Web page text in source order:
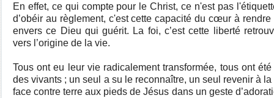
En effet, ce qui compte pour le Christ, ce n'est pas
d’obéir au règlement, c'est cette capacité du cœur à
envers ce Dieu qui guérit. La foi, c’est cette liberté
vers l’origine de la vie.
Tous ont eu leur vie radicalement transformée, tous ont
des vivants ; un seul a su le reconnaître, un seul revenir à
face contre terre aux pieds de Jésus dans un geste